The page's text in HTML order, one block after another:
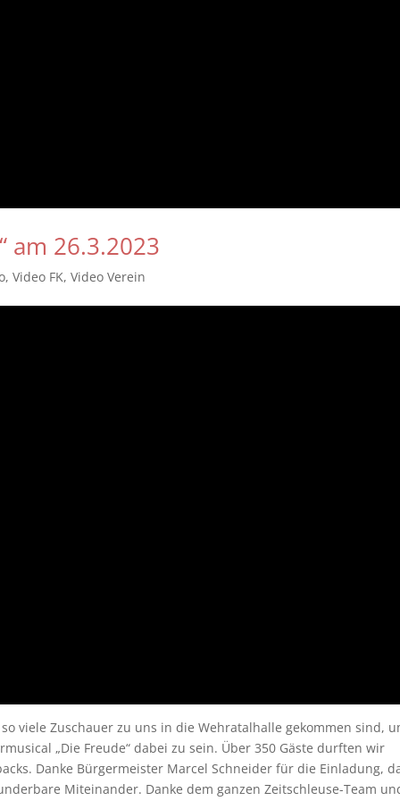
am 26.3.2023
,Video FK,Video Verein
viele Zuschauer zu uns in die Wehratalhalle gekommen sind,
„Die Freude“ dabei zu sein. Über 350 Gäste durften wir
Danke Bürgermeister Marcel Schneider für die Einladung,
Miteinander. Danke dem ganzen Zeitschleuse-Team